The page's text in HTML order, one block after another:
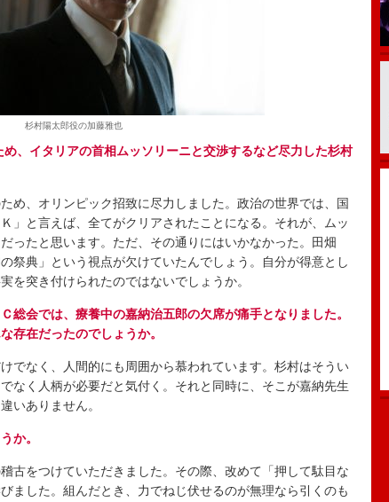
杉村陽太郎役の加藤雅也
、イタリアの首相ムッソリーニと交渉するなど尽力した杉村
め、オリンピック招致に尽力しました。政治の世界では、国
」と言えば、全てがクリアされたことになる。それが、ムッ
ったと思います。ただ、その通りにはいかなかった。田畑
祭典」という視点が欠けていたんでしょう。自分が得意とし
を突き付けられたのではないでしょうか。
総会では、療養中の嘉納治五郎の欠席が痛手となりました。
存在だったのでしょうか。
でなく、人間的にも周囲から慕われています。杉村はそうい
なく人柄が必要だと気付く。それと同時に、そこが嘉納先生
いありません。
か。
古をつけていただきました。その際、改めて「押して駄目な
ました。組んだとき、力でねじ伏せるのが無理なら引くのも